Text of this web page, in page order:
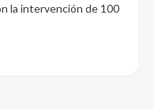
la intervención de 100